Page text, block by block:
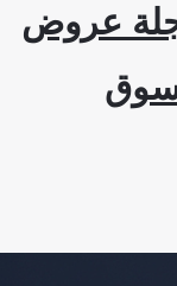
عروض
في السوق